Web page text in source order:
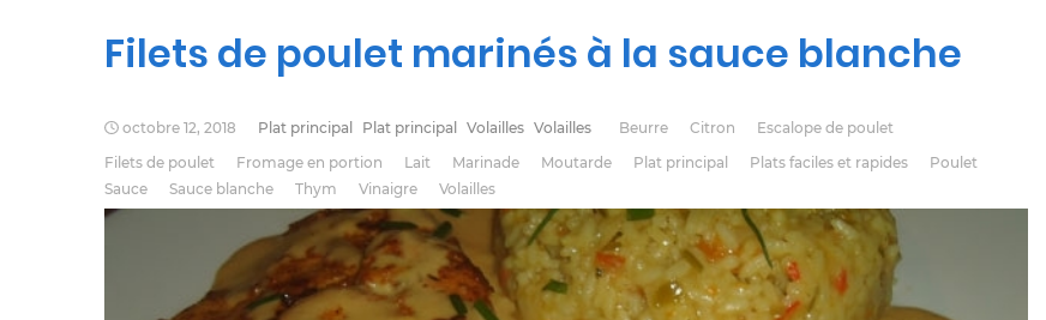
Filets de poulet marinés à la sauce blanche
octobre 12, 2018 Plat principal Plat principal Volailles Volailles Beurre Citron
Escalope de poulet
Filets de poulet
Fromage en portion Lait Marinade Moutarde Plat principal Plats faciles et rapides
Poulet
Sauce
Sauce blanche Thym Vinaigre Volailles